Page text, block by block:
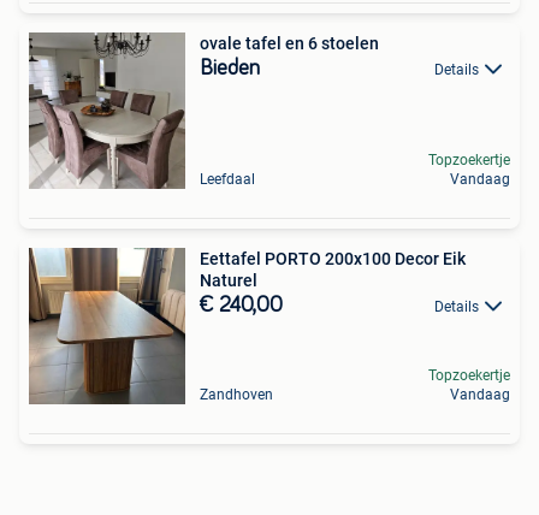
ovale tafel en 6 stoelen
Bieden Details
Leefdaal
Topzoekertje
Vandaag
Eettafel PORTO 200x100 Decor Eik
Naturel
€ 240,00 Details
Zandhoven
Topzoekertje
Vandaag